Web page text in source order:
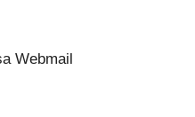
Webmail